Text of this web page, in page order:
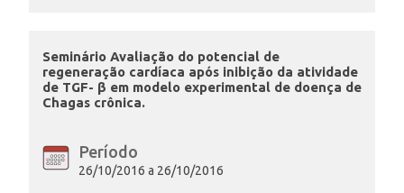
Seminário Avaliação do potencial de
regeneração cardíaca após inibição da atividade
de TGF- β em modelo experimental de doença de
Chagas crônica.
Período
26/10/2016 a 26/10/2016